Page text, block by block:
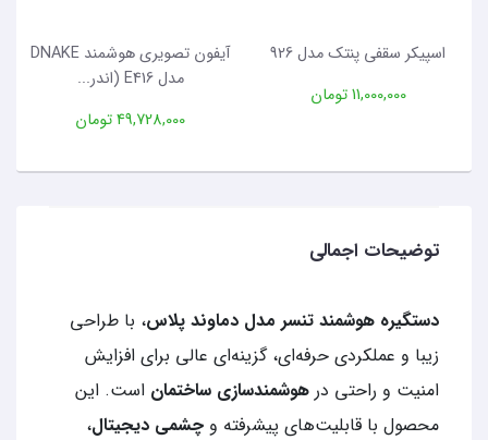
اسپیکر سقفی پنتک مدل 926
11,000,000 تومان
آیفون تصویری هوشمند DNAKE
مدل E416 (اندر...
49,728,000 تومان
توضیحات اجمالی
دستگیره هوشمند تنسر مدل دماوند پلاس، با طراحی
زیبا و عملکردی حرفه‌ای، گزینه‌ای عالی برای افزایش
امنیت و راحتی در هوشمندسازی ساختمان است. این
محصول با قابلیت‌های پیشرفته و چشمی دیجیتال،